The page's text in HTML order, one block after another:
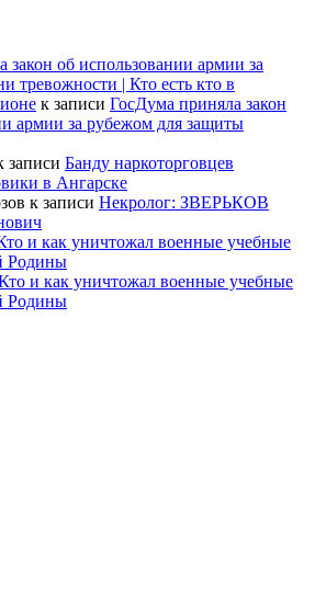
закон об использовании армии за
тревожности | Кто есть кто в
к записи ГосДума приняла закон
армии за рубежом для защиты
записи Банду наркоторговцев
в Ангарске
к записи Некролог: ЗВЕРЬКОВ
и как уничтожал военные учебные
Родины
и как уничтожал военные учебные
Родины